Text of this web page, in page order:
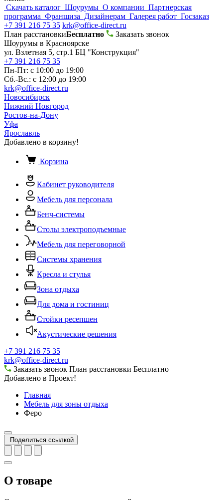
Скачать каталог Шоурумы О компании Партнерская
программа Франшиза Дизайнерам Галерея работ Госзаказ
+7 391 216 75 35 krk@office-direct.ru
План расстановкиБесплатно
Заказать звонок
Шоурумы в Красноярске
ул. Взлетная 5, стр.1 БЦ "Конструкция"
+7 391 216 75 35
Пн-Пт: с 10:00 до 19:00
Сб.-Вс.: с 12:00 до 19:00
krk@office-direct.ru
Новосибирск
Нижний Новгород
Ростов-на-Дону
Уфа
Ярославль
Добавлено в корзину!
Корзина
Кабинет руководителя
Мебель для персонала
Бенч-системы
Столы электроподъемные
Мебель для переговорной
Системы хранения
Кресла и стулья
Зона отдыха
Для дома и гостиниц
Стойки ресепшен
Акустические решения
+7 391 216 75 35
krk@office-direct.ru
Заказать звонок План расстановки Бесплатно
Добавлено в Проект!
Главная
Мебель для зоны отдыха
Феро
Поделиться ссылкой
О товаре